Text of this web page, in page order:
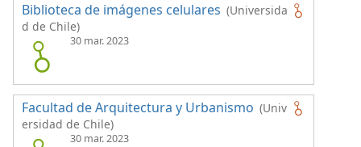
Biblioteca de imágenes celulares (Universida
d de Chile)
30 mar. 2023
Facultad de Arquitectura y Urbanismo (Univ
ersidad de Chile)
30 mar. 2023